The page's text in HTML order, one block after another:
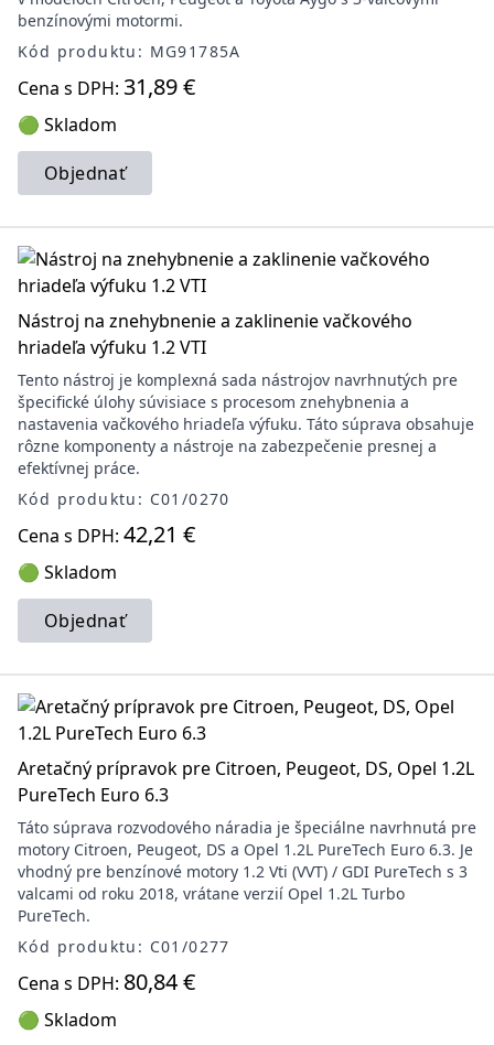
benzínovými motormi.
Kód produktu: MG91785A
Cena s DPH: 31,89 €
🟢 Skladom
Objednať
Nástroj na znehybnenie a zaklinenie vačkového
hriadeľa výfuku 1.2 VTI
Tento nástroj je komplexná sada nástrojov navrhnutých pre
špecifické úlohy súvisiace s procesom znehybnenia a
nastavenia vačkového hriadeľa výfuku. Táto súprava obsahuje
rôzne komponenty a nástroje na zabezpečenie presnej a
efektívnej práce.
Kód produktu: C01/0270
Cena s DPH: 42,21 €
🟢 Skladom
Objednať
Aretačný prípravok pre Citroen, Peugeot, DS, Opel 1.2L
PureTech Euro 6.3
Táto súprava rozvodového náradia je špeciálne navrhnutá pre
motory Citroen, Peugeot, DS a Opel 1.2L PureTech Euro 6.3. Je
vhodný pre benzínové motory 1.2 Vti (VVT) / GDI PureTech s 3
valcami od roku 2018, vrátane verzií Opel 1.2L Turbo
PureTech.
Kód produktu: C01/0277
Cena s DPH: 80,84 €
🟢 Skladom